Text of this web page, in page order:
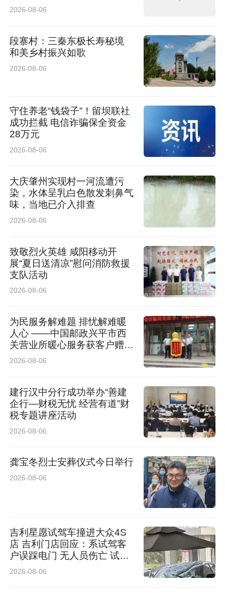
2026-08-06
段寨村：三秦东极长寿秘境
和美乡村振兴如歌
2026-08-06
守住养老“钱袋子”！留坝联社
成功拦截 电信诈骗保全资金
28万元
2026-08-06
大庆肇州实现村一河流遭污
染，水体呈乳白色散发刺鼻气
味，当地已介入排查
2026-08-06
致敬烈火英雄 咸阳移动开
展“夏日送清凉”慰问消防救援
支队活动
2026-08-06
为民服务解难题 排忧解难暖
人心 ——中国邮政兴平市西
关营业所暖心服务获客户赠送
锦旗
2026-08-06
建行汉中分行成功举办“善建
企行—财税无忧 经营有道”财
税专题讲座活动
2026-08-06
龚宝冬烈士安葬仪式今日举行
2026-08-06
吉利星愿试驾车撞进大众4S
店 吉利门店回应：系试驾客
户误踩电门 无人员伤亡 试驾
车有全额保险
2026-08-06